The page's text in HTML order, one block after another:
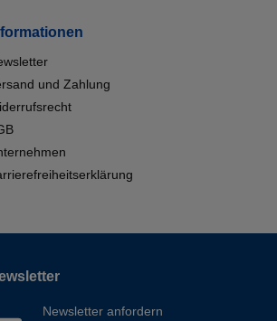
und Zahlung
Newsletter anfordern